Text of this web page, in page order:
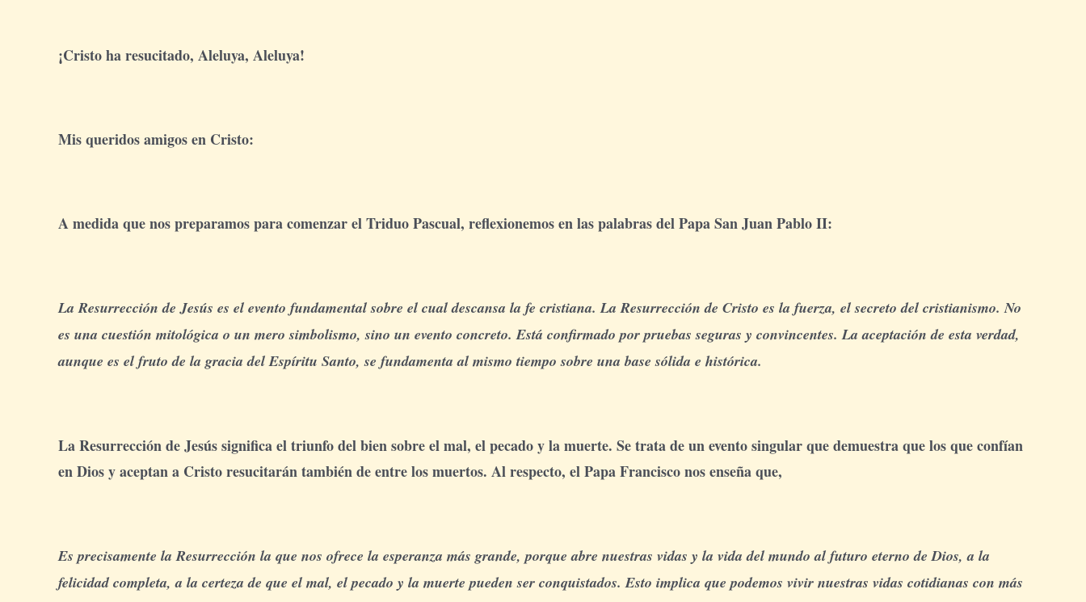
¡Cristo ha resucitado, Aleluya, Aleluya!
Mis queridos amigos en Cristo:
A medida que nos preparamos para comenzar el Triduo Pascual, reflexionemos en las palabras del Papa San Juan Pablo II:
La Resurrección de Jesús es el evento fundamental sobre el cual descansa la fe cristiana. La Resurrección de Cristo es la fuerza, el secreto del cristianismo. No
es una cuestión mitológica o un mero simbolismo, sino un evento concreto. Está confirmado por pruebas seguras y convincentes. La aceptación de esta verdad,
aunque es el fruto de la gracia del Espíritu Santo, se fundamenta al mismo tiempo sobre una base sólida e histórica.
La Resurrección de Jesús significa el triunfo del bien sobre el mal, el pecado y la muerte. Se trata de un evento singular que demuestra que los que confían
en Dios y aceptan a Cristo resucitarán también de entre los muertos. Al respecto, el Papa Francisco nos enseña que,
Es precisamente la Resurrección la que nos ofrece la esperanza más grande, porque abre nuestras vidas y la vida del mundo al futuro eterno de Dios, a la
felicidad completa, a la certeza de que el mal, el pecado y la muerte pueden ser conquistados. Esto implica que podemos vivir nuestras vidas cotidianas con más